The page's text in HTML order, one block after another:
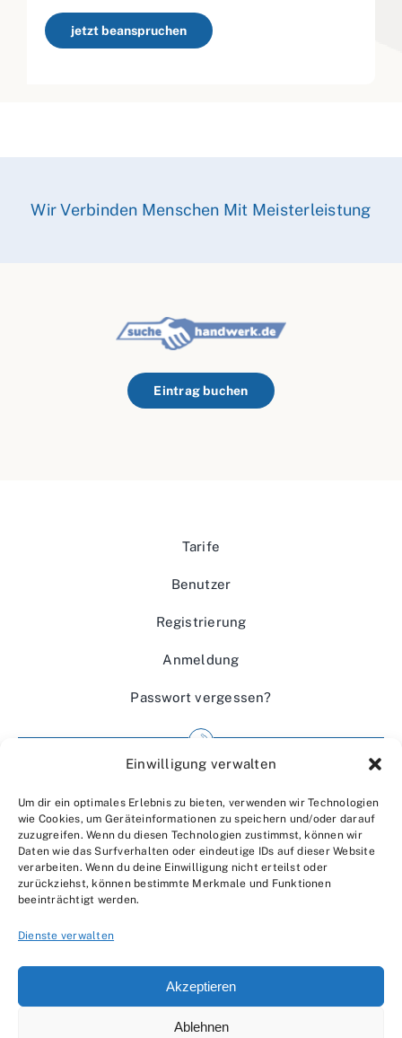
Einwilligung verwalten
Um dir ein optimales Erlebnis zu bieten, verwenden wir Technologien
wie Cookies, um Geräteinformationen zu speichern und/oder darauf
zuzugreifen. Wenn du diesen Technologien zustimmst, können wir
Daten wie das Surfverhalten oder eindeutige IDs auf dieser Website
verarbeiten. Wenn du deine Einwilligung nicht erteilst oder
zurückziehst, können bestimmte Merkmale und Funktionen
beeinträchtigt werden.
Dienste verwalten
Akzeptieren
Ablehnen
jetzt beanspruchen
Wir Verbinden Menschen Mit Meisterleistung
Eintrag buchen
Tarife
Benutzer
Registrierung
Anmeldung
Passwort vergessen?
Wir über uns
Kontakt
Datenschutzerklärung
© 2007 - 2026 •by Moveco